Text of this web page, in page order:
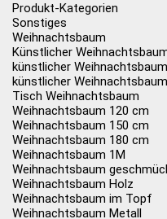
Produkt-Kategorien
Sonstiges
Weihnachtsbaum
Künstlicher
künstlicher
künstlicher
Tisch Weihnachtsbaum
Weihnachtsbaum 120 cm
Weihnachtsbaum 150 cm
Weihnachtsbaum 180 cm
Weihnachtsbaum 1M
Weihnachtsbaum
Weihnachtsbaum Holz
Weihnachtsbaum im Topf
Weihnachtsbaum Metall